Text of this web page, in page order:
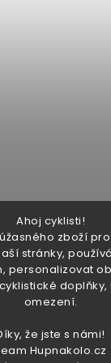
Ahoj cyklisti!
zboží
stránky,
personalizovat
omezení.
že jste s námi!
Hupnakolo.cz